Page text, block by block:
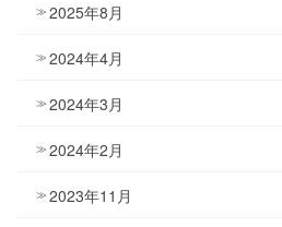
2025年8月
2024年4月
2024年3月
2024年2月
2023年11月